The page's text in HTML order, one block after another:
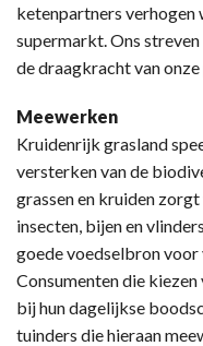
ketenpartners verhogen
supermarkt. Ons
de draagkracht van
Meewerken
Kruidenrijk grasland
versterken van de
grassen en kruiden
insecten, bijen en
goede voedselbron voor
Consumenten die
bij hun dagelijkse
tuinders die hieraan